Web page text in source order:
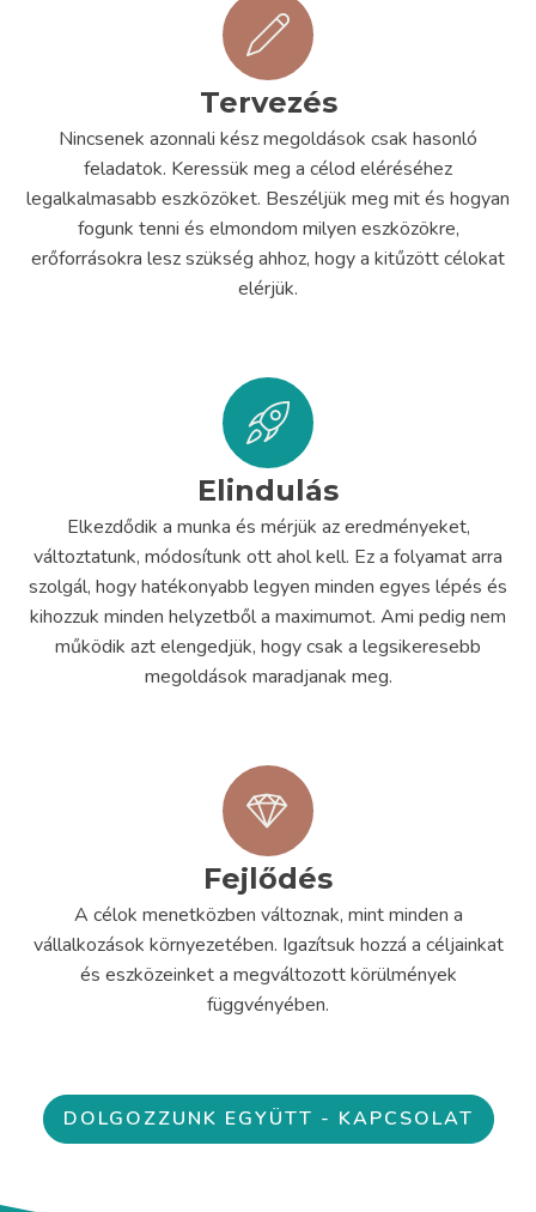
Tervezés
Nincsenek azonnali kész megoldások csak hasonló
feladatok. Keressük meg a célod eléréséhez
legalkalmasabb eszközöket. Beszéljük meg mit és hogyan
fogunk tenni és elmondom milyen eszközökre,
erőforrásokra lesz szükség ahhoz, hogy a kitűzött célokat
elérjük.
Elindulás
Elkezdődik a munka és mérjük az eredményeket,
változtatunk, módosítunk ott ahol kell. Ez a folyamat arra
szolgál, hogy hatékonyabb legyen minden egyes lépés és
kihozzuk minden helyzetből a maximumot. Ami pedig nem
működik azt elengedjük, hogy csak a legsikeresebb
megoldások maradjanak meg.
Fejlődés
A célok menetközben változnak, mint minden a
vállalkozások környezetében. Igazítsuk hozzá a céljainkat
és eszközeinket a megváltozott körülmények
függvényében.
DOLGOZZUNK EGYÜTT - KAPCSOLAT